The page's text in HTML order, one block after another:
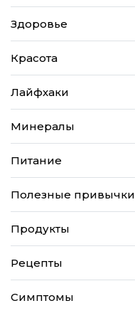
Здоровье
Красота
Лайфхаки
Минералы
Питание
Полезные привычки
Продукты
Рецепты
Симптомы